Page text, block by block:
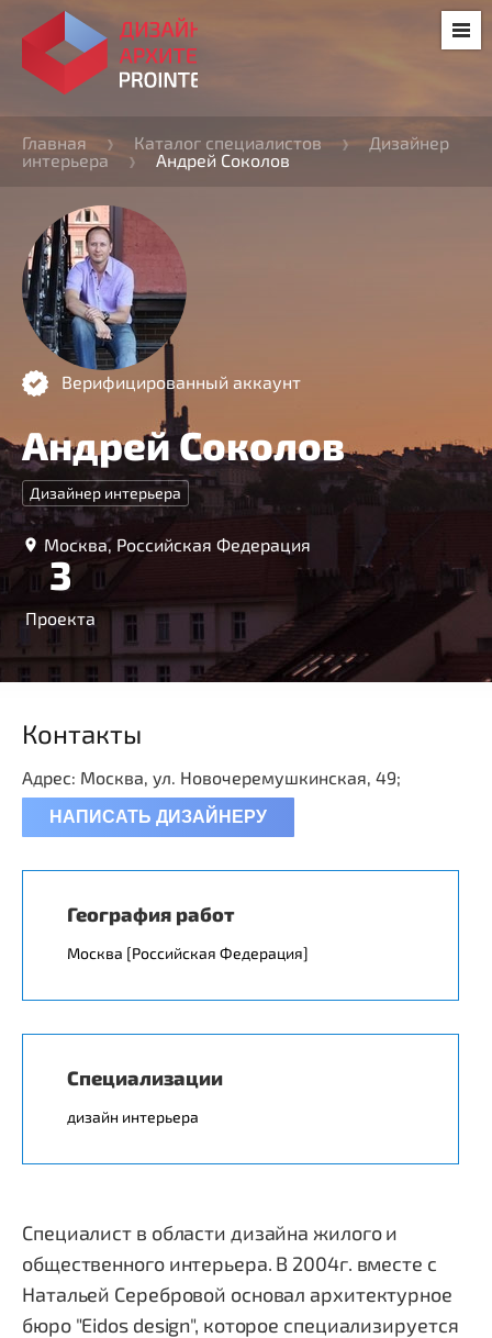
Главная Каталог специалистов
Дизайнер
интерьера
Андрей Соколов
Верифицированный аккаунт
Андрей Соколов
Дизайнер интерьера
Москва, Российская Федерация
3
Проекта
Контакты
Адрес: Москва, ул. Новочеремушкинская, 49;
НАПИСАТЬ ДИЗАЙНЕРУ
География работ
Москва [Российская Федерация]
Специализации
дизайн интерьера
Специалист в области дизайна жилого и
общественного интерьера. В 2004г. вместе с
Натальей Серебровой основал архитектурное
бюро "Eidos design", которое специализируется